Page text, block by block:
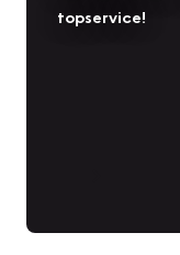
topservice!